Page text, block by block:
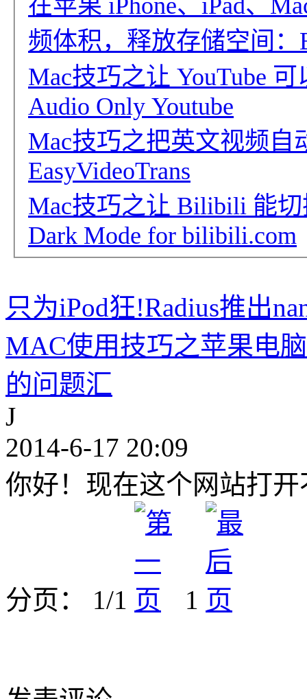
在苹果 iPhone、iPad、
频体积，释放存储空间：
Mac技巧之让 YouTube
Audio Only Youtube
Mac技巧之把英文视频
EasyVideoTrans
Mac技巧之让 Bilibili 能
Dark Mode for bilibili.com
只为iPod狂!Radius推出
MAC使用技巧之苹果电
的问题汇
J
2014-6-17 20:09
你好！现在这个网站打
分页： 1/1 1